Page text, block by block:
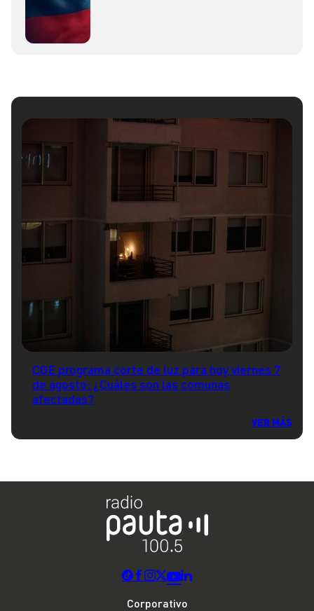
CGE programa corte de luz para hoy viernes 7
de agosto: ¿Cuáles son las comunas
afectadas?
VER MÁS
Corporativo